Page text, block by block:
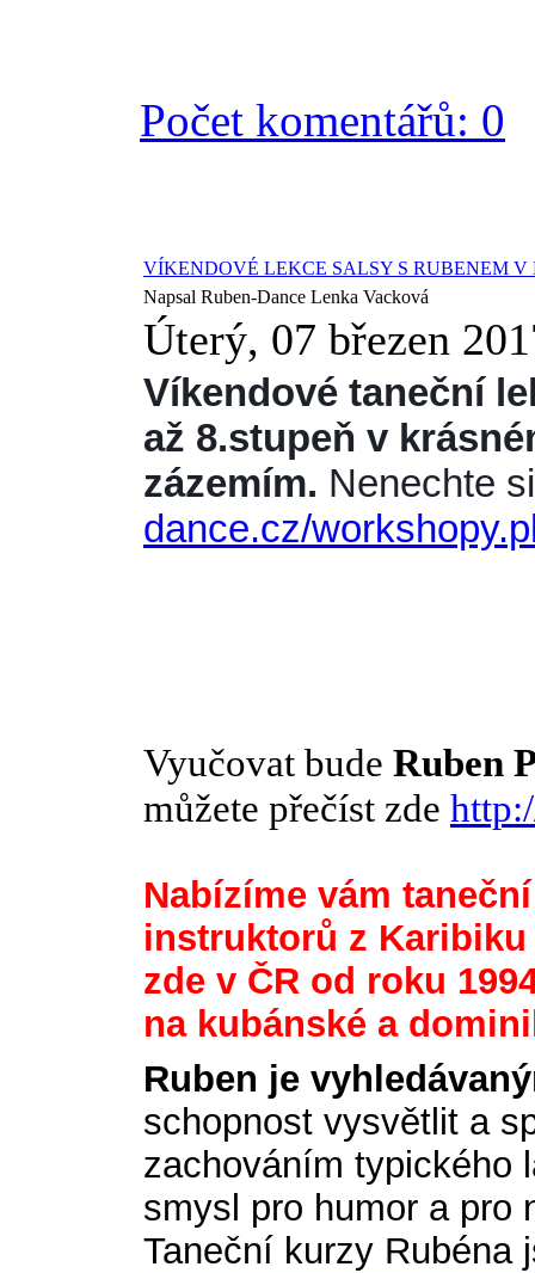
Počet komentářů: 0
VÍKENDOVÉ LEKCE SALSY S RUBENEM V
Napsal Ruben-Dance Lenka Vacková
Úterý, 07 březen
Víkendové taneční
až 8.stupeň v
zázemím. Nenechte
dance.cz/
Vyučovat bude Ruben
můžete přečíst zde
Nabízíme vám
instruktorů z
zde v ČR od roku
na kubánské a
Ruben je
schopnost vysvětlit a
zachováním typického
smysl pro humor a pro
Taneční kurzy Rubéna